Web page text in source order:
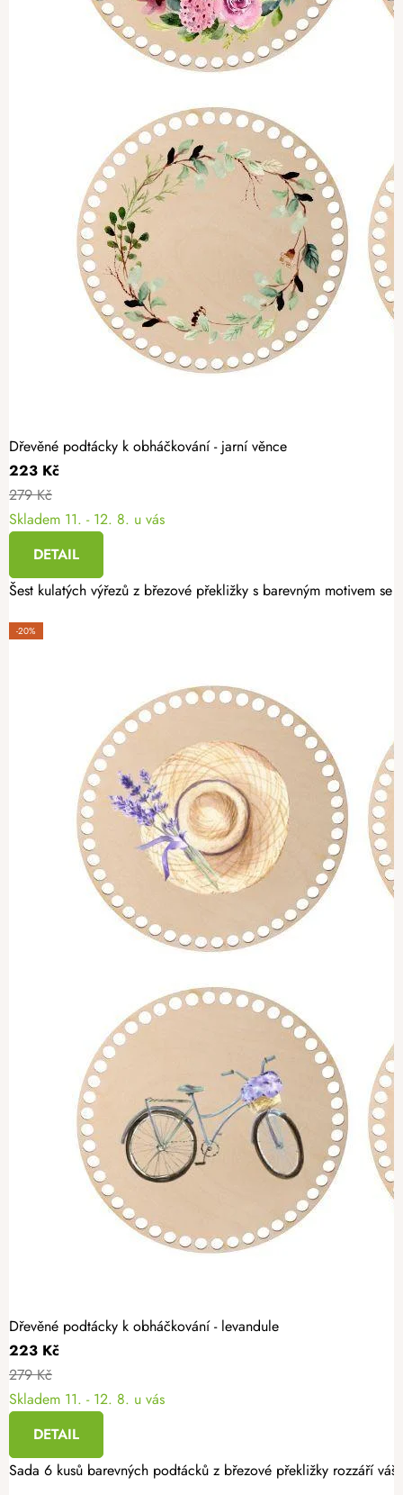
Dřevěné podtácky k obháčkování - jarní věnce
223 Kč
279 Kč
Skladem 11. - 12. 8. u vás
DETAIL
Šest kulatých výřezů z březové překližky s barevným motivem
-20%
Dřevěné podtácky k obháčkování - levandule
223 Kč
279 Kč
Skladem 11. - 12. 8. u vás
DETAIL
Sada 6 kusů barevných podtácků z březové překližky rozzáří